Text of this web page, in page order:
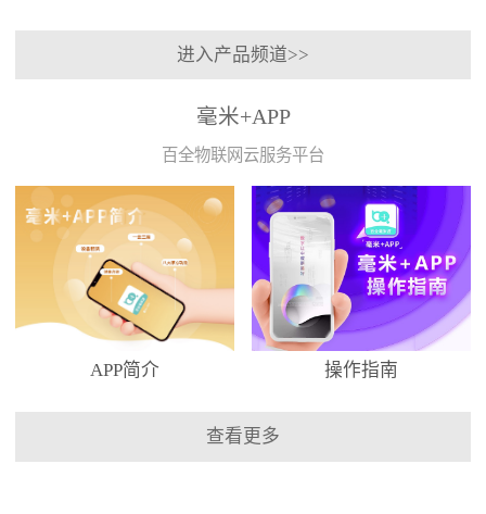
进入产品频道>>
毫米+APP
百全物联网云服务平台
APP简介 操作指南
查看更多